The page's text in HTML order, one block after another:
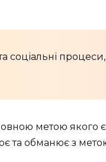
соціальні
метою якого є
та обманює з